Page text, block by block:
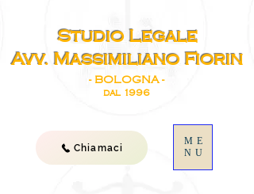
Studio Legale
Avv. Massimiliano Fiorin
- BOLOGNA -
dal 1996
ME
NU
Chiamaci